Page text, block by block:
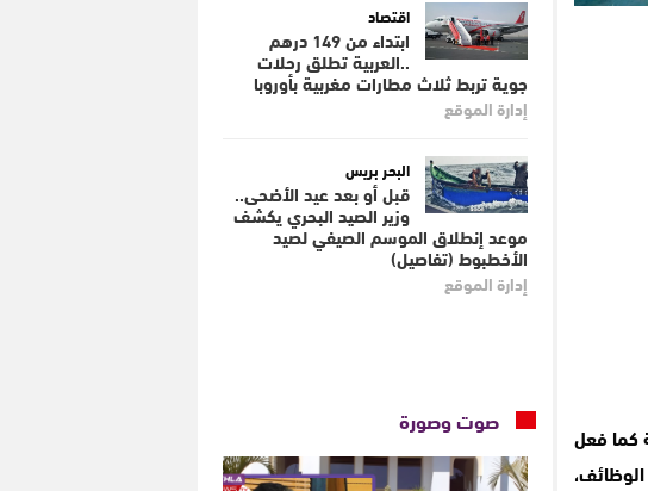
كما فعل
اقتصاد
ابتداء من 149 درهم
..العربية تطلق رحلات
جوية تربط ثلاث مطارات مغربية بأوروبا
إدارة الموقع
البحر بريس
قبل أو بعد عيد الأضحى..
وزير الصيد البحري يكشف
موعد إنطلاق الموسم الصيفي لصيد
الأخطبوط (تفاصيل)
إدارة الموقع
صوت وصورة